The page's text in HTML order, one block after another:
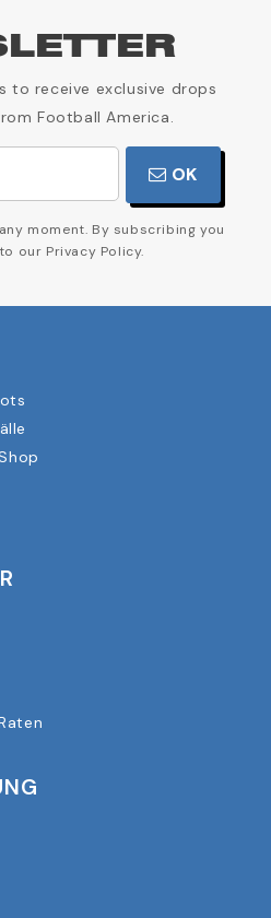
to receive exclusive drops
Football America.
OK
moment. By subscribing you
our Privacy Policy.